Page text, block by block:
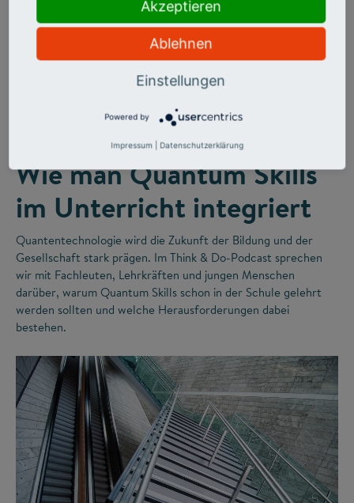
Wie man Quantum Skills
im Unterricht integriert
Quantentechnologie wird die Zukunft der Bildung und der
Gesellschaft stark prägen. Im Think & Do-Podcast sprechen
wir mit Fachleuten, Lehrkräften und jungen Menschen
darüber, warum Quantum Skills schon in der Schule gelehrt
werden sollten und welche Herausforderungen dabei
bestehen.
Akzeptieren
Ablehnen
Einstellungen
Powered by
Impressum Datenschutzerklärung